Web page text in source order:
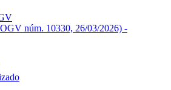
núm. 10330, 26/03/2026) -